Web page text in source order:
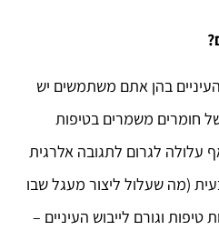
בהן אתם משתמשים יש
חומרים משמרים בטיפות
עלולה לגרום לתגובה אלרגית
(מה שעלול ליצור מעגל שבו
וגורם לייבוש העיניים –